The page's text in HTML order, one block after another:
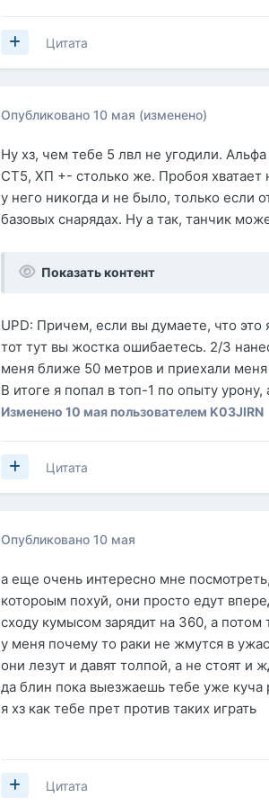
Цитата
Опубликовано10 мая (изменено)
Ну хз, чем тебе 5 лвл не угодили.
СТ5, ХП +- столько же. Пробоя хватает
у него никогда и не было, только если
базовых снарядах. Ну а так, танчик
Показать контент
UPD: Причем, если вы думаете, что это
тот тут вы жостка ошибаетесь. 2/3
меня ближе 50 метров и приехали
В итоге я попал в топ-1 по опыту урону,
Изменено10 мая пользователем K03JIRN
Цитата
Опубликовано10 мая
а еще очень интересно мне
котороым похуй, они просто едут
сходу кумысом зарядит на 360, а потом
у меня почему то раки не жмутся в
они лезут и давят толпой, а не стоят и
да блин пока выезжаешь тебе уже
я хз как тебе прет против таких играть
Цитата